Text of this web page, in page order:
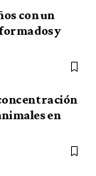
con un
y
en